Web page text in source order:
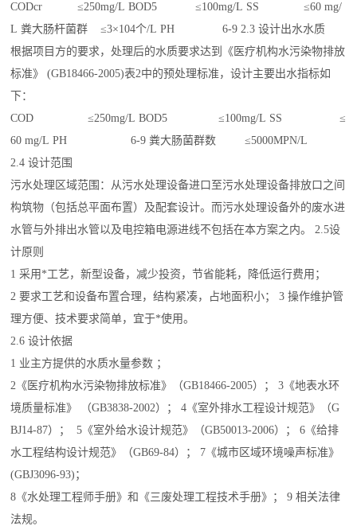
CODcr ≤250mg/L BOD5 ≤100mg/L SS ≤60 mg/
L 粪大肠杆菌群 ≤3×104个/L PH 6-9 2.3 设计出水水质
根据项目方的要求，处理后的水质要求达到《医疗机构水污染物排放
标准》 (GB18466-2005)表2中的预处理标准，设计主要出水指标如
下：
COD ≤250mg/L BOD5 ≤100mg/L SS ≤
60 mg/L PH 6-9 粪大肠菌群数 ≤5000MPN/L
2.4 设计范围
污水处理区域范围：从污水处理设备进口至污水处理设备排放口之间
构筑物（包括总平面布置）及配套设计。而污水处理设备外的废水进
水管与外排出水管以及电控箱电源进线不包括在本方案之内。 2.5设
计原则
1 采用*工艺，新型设备，减少投资，节省能耗，降低运行费用；
2 要求工艺和设备布置合理，结构紧凑，占地面积小； 3 操作维护管
理方便、技术要求简单，宜于*使用。
2.6 设计依据
1 业主方提供的水质水量参数 ；
2《医疗机构水污染物排放标准》（GB18466-2005）； 3《地表水环
境质量标准》 （GB3838-2002）； 4《室外排水工程设计规范》（G
BJ14-87）； 5《室外给水设计规范》（GB50013-2006）； 6《给排
水工程结构设计规范》（GB69-84）； 7《城市区域环境噪声标准》
(GBJ3096-93)；
8《水处理工程师手册》和《三废处理工程技术手册》； 9 相关法律
法规。